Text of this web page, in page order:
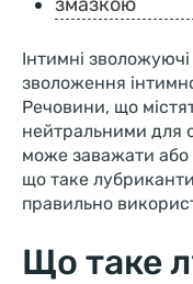
Інтимні
зволоження
Речовини, що
нейтральними для
може заважати або
що таке
правильно
Що таке